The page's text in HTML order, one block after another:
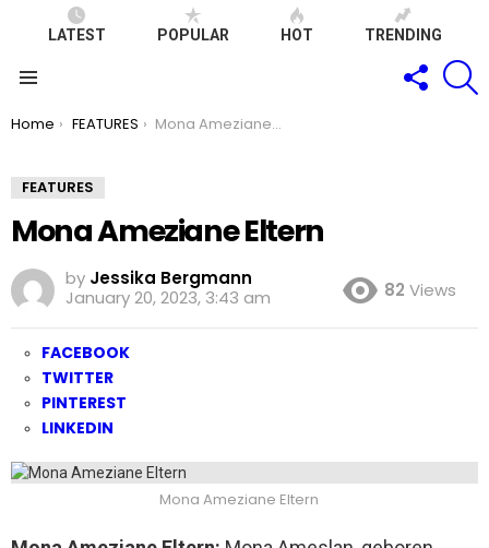
LATEST POPULAR HOT TRENDING
FOLLOW
US
You are here:
Home FEATURES Mona Ameziane Eltern
FEATURES
Mona Ameziane Eltern
by Jessika Bergmann
January 20, 2023, 3:43 am
82 Views
FACEBOOK
TWITTER
PINTEREST
LINKEDIN
Mona Ameziane Eltern